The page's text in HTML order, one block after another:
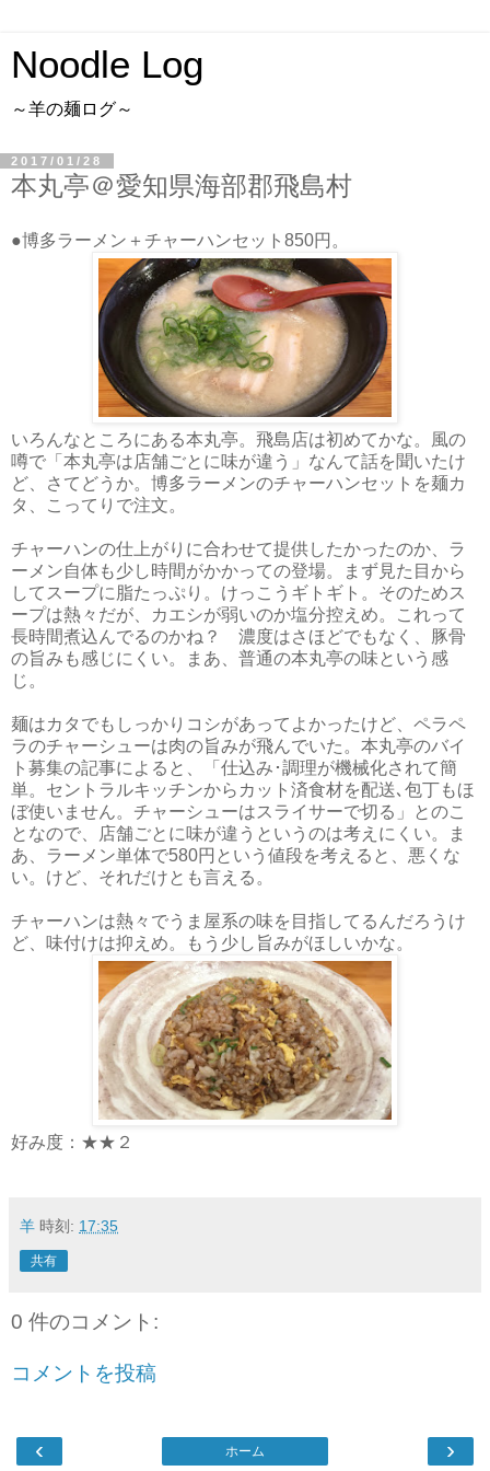
Noodle Log
～羊の麺ログ～
2017/01/28
本丸亭＠愛知県海部郡飛島村
●博多ラーメン＋チャーハンセット850円。
いろんなところにある本丸亭。飛島店は初めてかな。風の
噂で「本丸亭は店舗ごとに味が違う」なんて話を聞いたけ
ど、さてどうか。博多ラーメンのチャーハンセットを麺カ
タ、こってりで注文。
チャーハンの仕上がりに合わせて提供したかったのか、ラ
ーメン自体も少し時間がかかっての登場。まず見た目から
してスープに脂たっぷり。けっこうギトギト。そのためス
ープは熱々だが、カエシが弱いのか塩分控えめ。これって
長時間煮込んでるのかね？ 濃度はさほどでもなく、豚骨
の旨みも感じにくい。まあ、普通の本丸亭の味という感
じ。
麺はカタでもしっかりコシがあってよかったけど、ペラペ
ラのチャーシューは肉の旨みが飛んでいた。本丸亭のバイ
ト募集の記事によると、「仕込み･調理が機械化されて簡
単。セントラルキッチンからカット済食材を配送､包丁もほ
ぼ使いません。チャーシューはスライサーで切る」とのこ
となので、店舗ごとに味が違うというのは考えにくい。ま
あ、ラーメン単体で580円という値段を考えると、悪くな
い。けど、それだけとも言える。
チャーハンは熱々でうま屋系の味を目指してるんだろうけ
ど、味付けは抑えめ。もう少し旨みがほしいかな。
好み度：★★２
羊 時刻: 17:35
共有
0 件のコメント:
コメントを投稿
‹ ›
ホーム